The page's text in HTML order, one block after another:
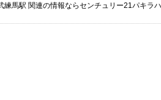
練馬駅 関連の情報ならセンチュリー21パキラ